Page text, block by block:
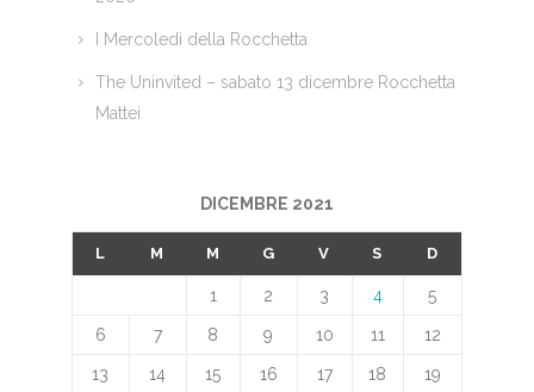
I Mercoledì della Rocchetta
The Uninvited – sabato 13 dicembre Rocchetta
Mattei
DICEMBRE 2021
L M M G V S D
1 2 3 4 5
6 7 8 9 10 11 12
13 14 15 16 17 18 19